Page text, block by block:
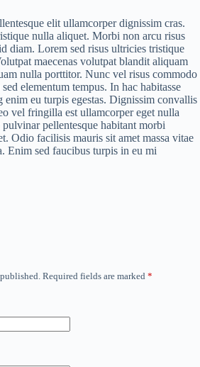
elit ullamcorper dignissim cras.
nulla aliquet. Morbi non arcu risus
diam. Lorem sed risus ultricies tristique
maecenas volutpat blandit aliquam
nulla porttitor. Nunc vel risus commodo
elementum tempus. In hac habitasse
eu turpis egestas. Dignissim convallis
vel fringilla est ullamcorper eget nulla
pellentesque habitant morbi
Odio facilisis mauris sit amet massa vitae
Enim sed faucibus turpis in eu mi
Required fields are marked *